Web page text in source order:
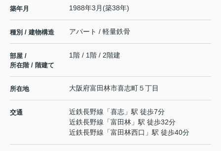
築年月 1988年3月(築38年)
種別 / 建物構造 アパート / 軽量鉄骨
部屋 /
所在階 / 階建て
1階 / 1階 / 2階建
所在地 大阪府富田林市喜志町５丁目
交通 近鉄長野線 「喜志 」駅 徒歩7分
近鉄長野線 「富田林 」駅 徒歩32分
近鉄長野線 「富田林西口 」駅 徒歩40分